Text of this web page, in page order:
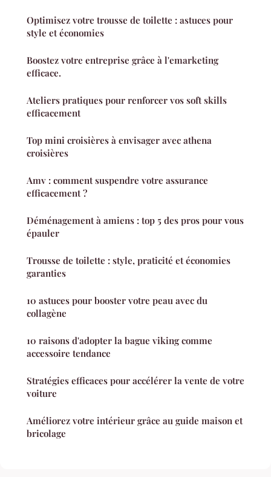
Optimisez votre trousse de toilette : astuces pour
style et économies
Boostez votre entreprise grâce à l'emarketing
efficace.
Ateliers pratiques pour renforcer vos soft skills
efficacement
Top mini croisières à envisager avec athena
croisières
Amv : comment suspendre votre assurance
efficacement ?
Déménagement à amiens : top 5 des pros pour vous
épauler
Trousse de toilette : style, praticité et économies
garanties
10 astuces pour booster votre peau avec du
collagène
10 raisons d'adopter la bague viking comme
accessoire tendance
Stratégies efficaces pour accélérer la vente de votre
voiture
Améliorez votre intérieur grâce au guide maison et
bricolage